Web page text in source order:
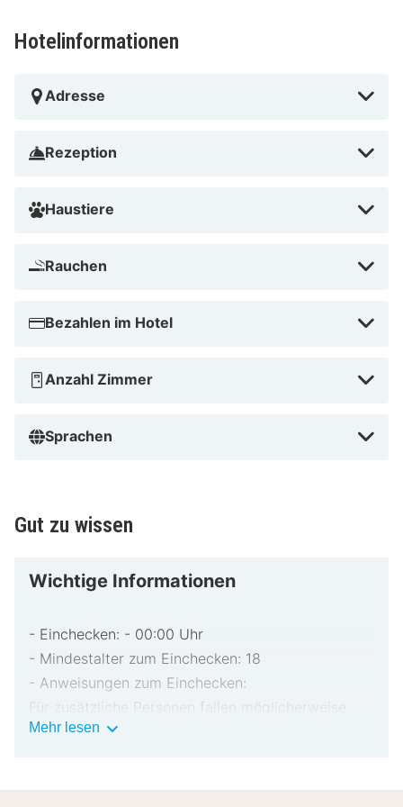
Hotelinformationen
Adresse
Rezeption
Haustiere
Rauchen
Bezahlen im Hotel
Anzahl Zimmer
Sprachen
Gut zu wissen
Wichtige Informationen
- Einchecken: - 00:00 Uhr
- Mindestalter zum Einchecken: 18
- Anweisungen zum Einchecken:
Für zusätzliche Personen fallen möglicherweise
Gebühren an, die abhängig von den Bestimmungen
Mehr lesen Wichtige